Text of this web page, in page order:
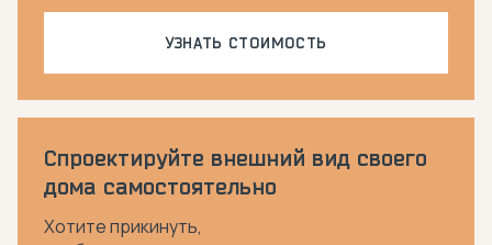
УЗНАТЬ СТОИМОСТЬ
Спроектируйте внешний вид своего
дома самостоятельно
Хотите прикинуть,